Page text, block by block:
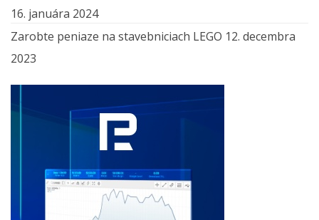
16. januára 2024
Zarobte peniaze na stavebniciach LEGO 12. decembra
2023